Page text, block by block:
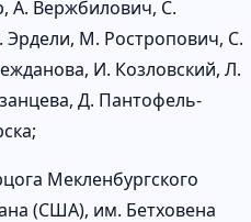
А. Вержбилович, С.
Эрдели, М. Ростропович, С.
И. Козловский, Л.
Д. Пантофель-
Мекленбургского
(США), им. Бетховена